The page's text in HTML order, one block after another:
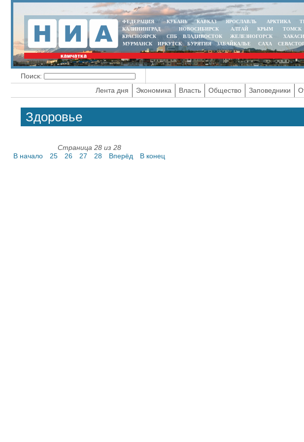
ФЕДЕРАЦИЯ КУБАНЬ КАВКАЗ ЯРОСЛАВЛЬ АРКТИКА
КАЛИНИНГРАД
НОВОСИБИРСК АЛТАЙ КРЫМ ТОМСК
КРАСНОЯРСК
СПБ ВЛАДИВОСТОК ЖЕЛЕЗНОГОРСК
МУРМАНСК
ИРКУТСК БУРЯТИЯ ЗАБАЙКАЛЬЕ САХА
Поиск:
Лента дня
Экономика Власть Общество Заповедники
Здоровье
Страница 28 из 28
В начало
25 26 27 28 Вперёд В конец